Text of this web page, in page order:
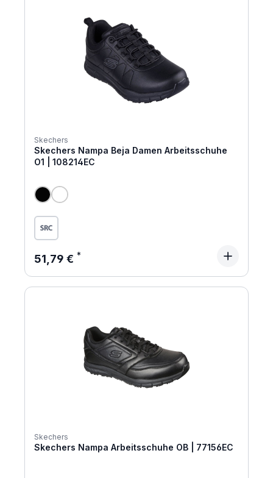
Skechers
Skechers Nampa Beja Damen Arbeitsschuhe
O1 | 108214EC
Regulärer Preis:
51,79 €
Skechers
Skechers Nampa Arbeitsschuhe OB | 77156EC